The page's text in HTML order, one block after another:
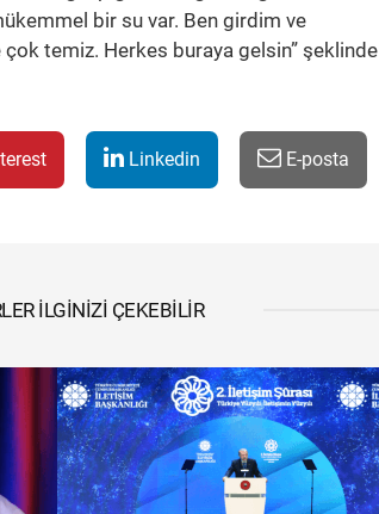
bir su var. Ben girdim ve
temiz. Herkes buraya gelsin” şeklinde
Linkedin E-posta
İLGINIZI ÇEKEBILIR